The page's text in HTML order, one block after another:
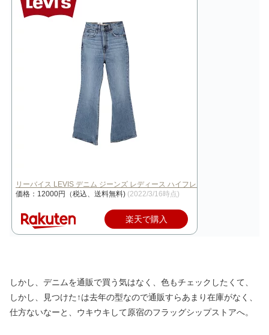
リーバイス LEVIS デニム ジーンズ レディース ハイフレア 70S HIG…
価格：12000円（税込、送料無料) (2022/3/16時点)
楽天で購入
しかし、デニムを通販で買う気はなく、色もチェックしたくて、
しかし、見つけた↑は去年の型なので通販すらあまり在庫がなく、
仕方ないなーと、ウキウキして原宿のフラッグシップストアへ。